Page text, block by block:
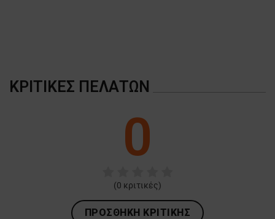
ΚΡΙΤΙΚΈΣ ΠΕΛΑΤΏΝ
0
(0 κριτικές)
ΠΡΟΣΘΉΚΗ ΚΡΙΤΙΚΉΣ